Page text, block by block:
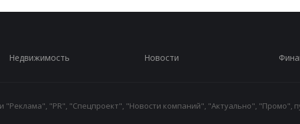
Недвижимость Новости
"PR", "Спецпроект", "Новости компаний", "Актуально", "Промо",